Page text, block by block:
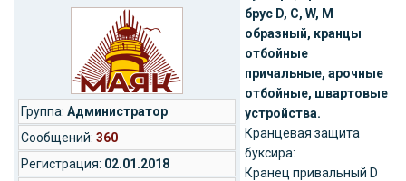
Группа: Администратор
Cообщений: 360
Регистрация: 02.01.2018
брус D, С, W, M
образный, кранцы
отбойные
причальные, арочные
отбойные, швартовые
устройства.
Кранцевая защита
буксира:
Кранец привальный D